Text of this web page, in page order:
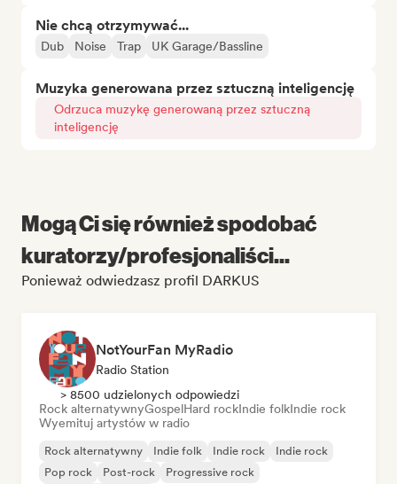
Nie chcą otrzymywać...
Dub Noise Trap UK Garage/Bassline
Muzyka generowana przez sztuczną inteligencję
Odrzuca muzykę generowaną przez sztuczną
inteligencję
Mogą Ci się również spodobać
kuratorzy/profesjonaliści...
Ponieważ odwiedzasz profil DARKUS
NotYourFan MyRadio
Radio Station
> 8500 udzielonych odpowiedzi
Rock alternatywnyGospelHard rockIndie folkIndie rock
Wyemituj artystów w radio
Rock alternatywny Indie folk Indie rock
Indie rock
Pop rock
Post-rock
Progressive rock